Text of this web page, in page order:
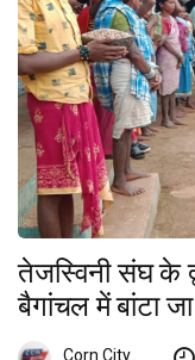
तेजस्विनी संघ के
बैगांचल में बांटा
Corn City